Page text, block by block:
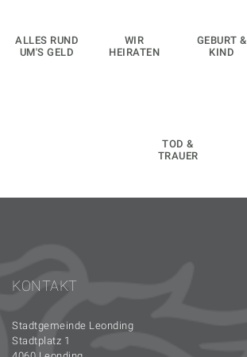
ALLES RUND
UM'S GELD
WIR
HEIRATEN
GEBURT &
KIND
TOD &
TRAUER
KONTAKT
Stadtgemeinde Leonding
Stadtplatz 1